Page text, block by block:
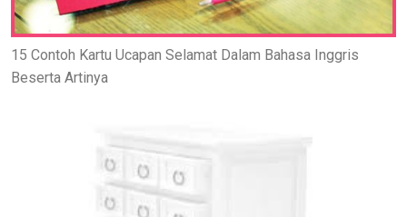
15 Contoh Kartu Ucapan Selamat Dalam Bahasa Inggris
Beserta Artinya